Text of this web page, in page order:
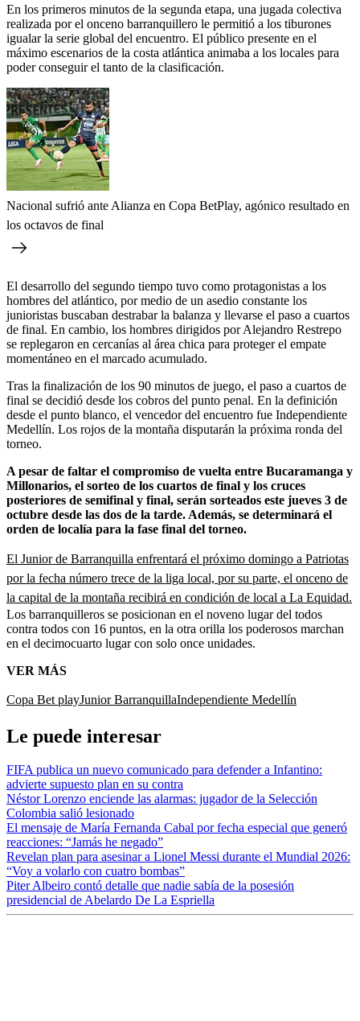
En los primeros minutos de la segunda etapa, una jugada colectiva
realizada por el onceno barranquillero le permitió a los tiburones
igualar la serie global del encuentro. El público presente en el
máximo escenarios de la costa atlántica animaba a los locales para
poder conseguir el tanto de la clasificación.
Nacional sufrió ante Alianza en Copa BetPlay, agónico resultado en
los octavos de final
El desarrollo del segundo tiempo tuvo como protagonistas a los
hombres del atlántico, por medio de un asedio constante los
junioristas buscaban destrabar la balanza y llevarse el paso a cuartos
de final. En cambio, los hombres dirigidos por Alejandro Restrepo
se replegaron en cercanías al área chica para proteger el empate
momentáneo en el marcado acumulado.
Tras la finalización de los 90 minutos de juego, el paso a cuartos de
final se decidió desde los cobros del punto penal. En la definición
desde el punto blanco, el vencedor del encuentro fue Independiente
Medellín. Los rojos de la montaña disputarán la próxima ronda del
torneo.
A pesar de faltar el compromiso de vuelta entre Bucaramanga y
Millonarios, el sorteo de los cuartos de final y los cruces
posteriores de semifinal y final, serán sorteados este jueves 3 de
octubre desde las dos de la tarde. Además, se determinará el
orden de localía para la fase final del torneo.
El Junior de Barranquilla enfrentará el próximo domingo a Patriotas
por la fecha número trece de la liga local, por su parte, el onceno de
la capital de la montaña recibirá en condición de local a La Equidad.
Los barranquilleros se posicionan en el noveno lugar del todos
contra todos con 16 puntos, en la otra orilla los poderosos marchan
en el decimocuarto lugar con solo once unidades.
VER MÁS
Copa Bet playJunior BarranquillaIndependiente Medellín
Le puede interesar
FIFA publica un nuevo comunicado para defender a Infantino:
advierte supuesto plan en su contra
Néstor Lorenzo enciende las alarmas: jugador de la Selección
Colombia salió lesionado
El mensaje de María Fernanda Cabal por fecha especial que generó
reacciones: “Jamás he negado”
Revelan plan para asesinar a Lionel Messi durante el Mundial 2026:
“Voy a volarlo con cuatro bombas”
Piter Albeiro contó detalle que nadie sabía de la posesión
presidencial de Abelardo De La Espriella